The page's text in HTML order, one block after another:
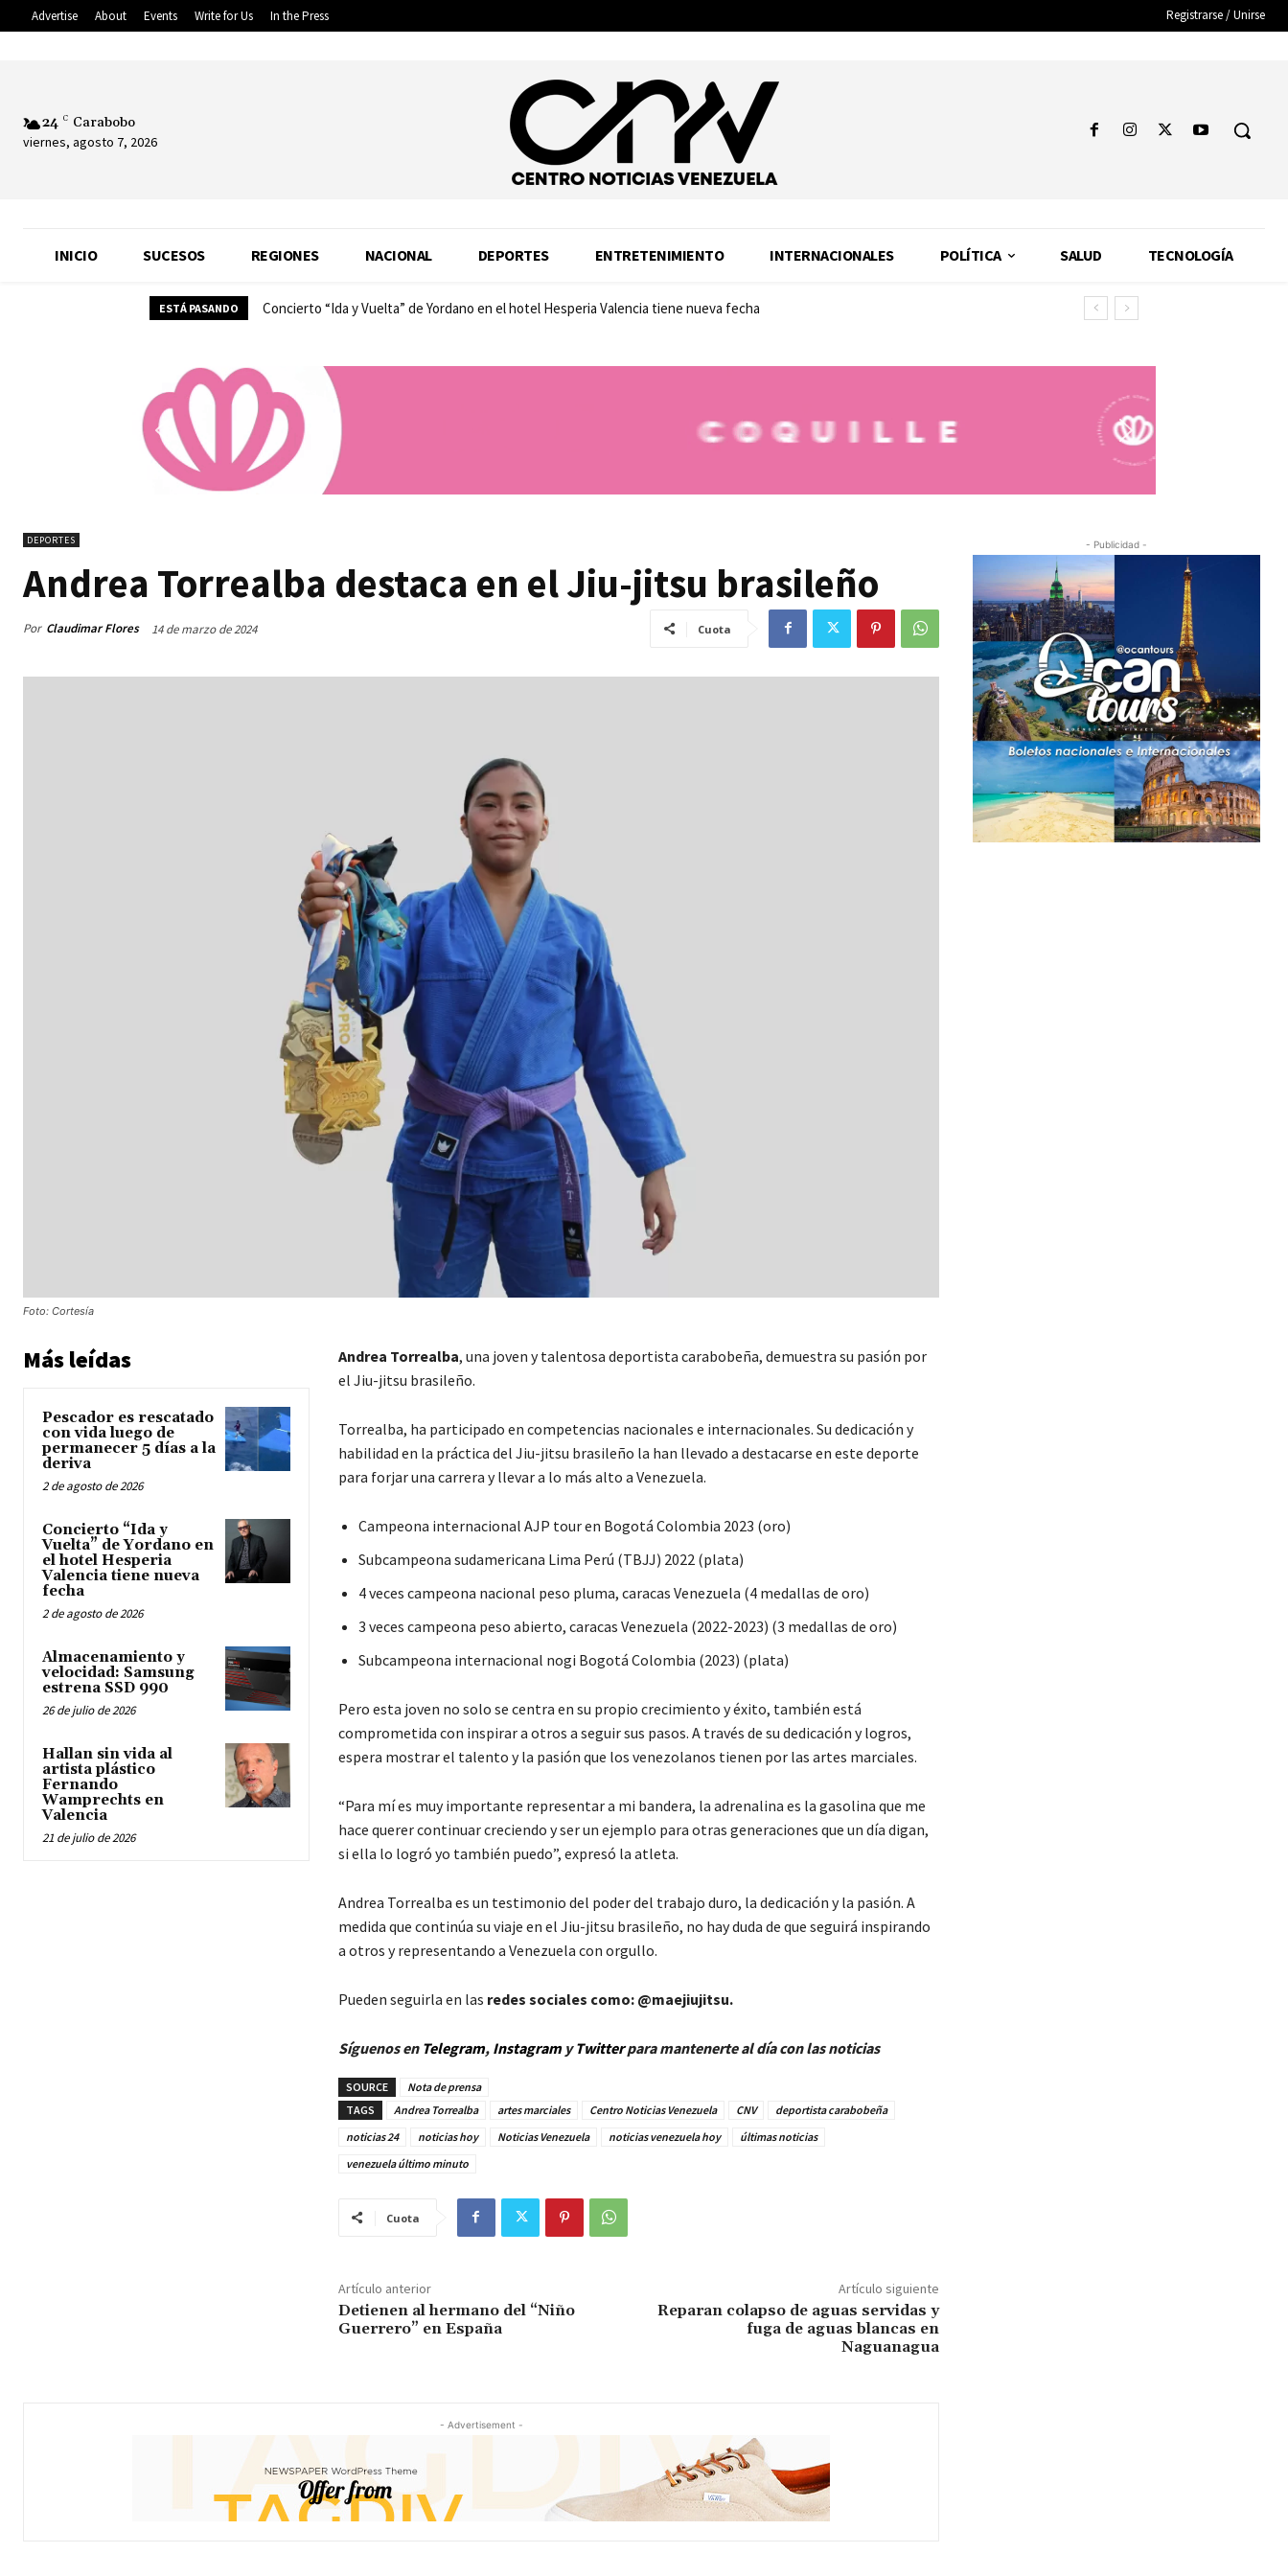
Advertise About Events Write for Us In the Press Registrarse / Unirse
24 C Carabobo
viernes, agosto 7, 2026
INICIO SUCESOS REGIONES NACIONAL DEPORTES ENTRETENIMIENTO INTERNACIONALES POLÍTICA SALUD TECNOLOGÍA
ESTÁ PASANDO Concierto “Ida y Vuelta” de Yordano en el hotel Hesperia Valencia tiene nueva fecha
DEPORTES
Andrea Torrealba destaca en el Jiu-jitsu brasileño
Por Claudimar Flores 14 de marzo de 2024 Cuota
Foto: Cortesía
Más leídas
Pescador es rescatado
con vida luego de
permanecer 5 días a la
deriva
2 de agosto de 2026
Concierto “Ida y
Vuelta” de Yordano en
el hotel Hesperia
Valencia tiene nueva
fecha
2 de agosto de 2026
Almacenamiento y
velocidad: Samsung
estrena SSD 990
26 de julio de 2026
Hallan sin vida al
artista plástico
Fernando
Wamprechts en
Valencia
21 de julio de 2026
Andrea Torrealba, una joven y talentosa deportista carabobeña, demuestra su pasión por
el Jiu-jitsu brasileño.
Torrealba, ha participado en competencias nacionales e internacionales. Su dedicación y
habilidad en la práctica del Jiu-jitsu brasileño la han llevado a destacarse en este deporte
para forjar una carrera y llevar a lo más alto a Venezuela.
Campeona internacional AJP tour en Bogotá Colombia 2023 (oro)
Subcampeona sudamericana Lima Perú (TBJJ) 2022 (plata)
4 veces campeona nacional peso pluma, caracas Venezuela (4 medallas de oro)
3 veces campeona peso abierto, caracas Venezuela (2022-2023) (3 medallas de oro)
Subcampeona internacional nogi Bogotá Colombia (2023) (plata)
Pero esta joven no solo se centra en su propio crecimiento y éxito, también está
comprometida con inspirar a otros a seguir sus pasos. A través de su dedicación y logros,
espera mostrar el talento y la pasión que los venezolanos tienen por las artes marciales.
“Para mí es muy importante representar a mi bandera, la adrenalina es la gasolina que me
hace querer continuar creciendo y ser un ejemplo para otras generaciones que un día digan,
si ella lo logró yo también puedo”, expresó la atleta.
Andrea Torrealba es un testimonio del poder del trabajo duro, la dedicación y la pasión. A
medida que continúa su viaje en el Jiu-jitsu brasileño, no hay duda de que seguirá inspirando
a otros y representando a Venezuela con orgullo.
Pueden seguirla en las redes sociales como: @maejiujitsu.
Síguenos en Telegram, InstagramyTwitterpara mantenerte al día con las noticias
SOURCE
Nota de prensa
TAGS
Andrea Torrealba artes marciales Centro Noticias Venezuela CNV
deportista carabobeña
noticias 24
noticias hoy Noticias Venezuela noticias venezuela hoy
últimas noticias
venezuela último minuto
Cuota
Artículo anterior
Detienen al hermano del “Niño
Guerrero” en España
Artículo siguiente
Reparan colapso de aguas servidas y
fuga de aguas blancas en
Naguanagua
- Advertisement -
- Publicidad -